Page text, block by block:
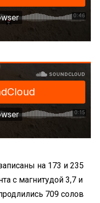
на 173 и 235
с магнитудой 3,7 и
709 солов